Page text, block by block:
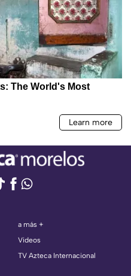
a más +
Videos
TV Azteca Internacional